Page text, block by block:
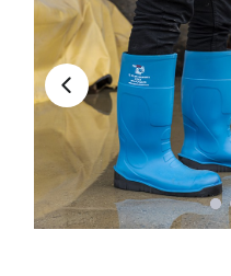
İletişim
Mağaza